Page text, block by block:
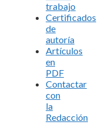
trabajo
Certificados
de
autoría
Artículos
en
PDF
Contactar
con
la
Redacción